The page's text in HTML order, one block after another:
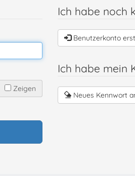
Zeigen
Ich habe noch
Benutzerkonto
Ich habe mein
Neues Kennwort